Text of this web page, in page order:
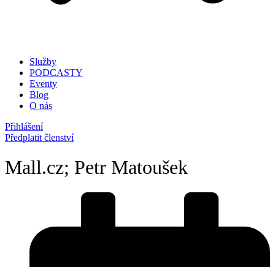
Služby
PODCASTY
Eventy
Blog
O nás
Přihlášení
Předplatit členství
Mall.cz; Petr Matoušek